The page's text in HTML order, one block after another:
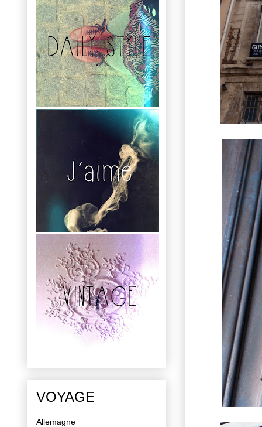
VOYAGE
Allemagne